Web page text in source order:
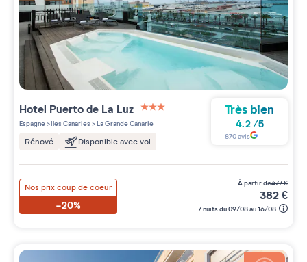
Hotel Puerto de La Luz
3 étoiles sur 5
Espagne>Iles Canaries>La Grande Canarie
Rénové Disponible avec vol
Très bien
4.2 /5
870avis
Nos prix coup de coeur
-20%
à partir de477€
382€
7 nuits du 09/08 au 16/08